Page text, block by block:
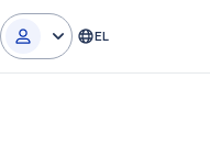
EL